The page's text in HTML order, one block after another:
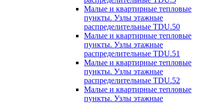
Малые и квартирные тепловые
пункты. Узлы этажные
распределительные TDU.50
Малые и квартирные тепловые
пункты. Узлы этажные
распределительные TDU.51
Малые и квартирные тепловые
пункты. Узлы этажные
распределительные TDU.52
Малые и квартирные тепловые
пункты. Узлы этажные